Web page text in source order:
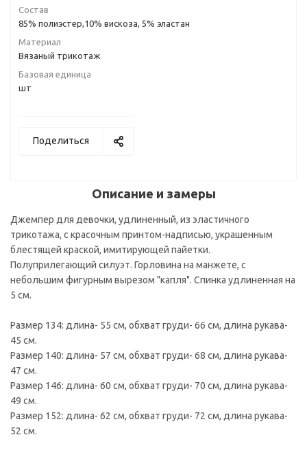
Состав
85% полиэстер,10% вискоза, 5% эластан
Материал
Вязаный трикотаж
Базовая единица
шт
Поделиться
Описание и замеры
Джемпер для девочки, удлиненный, из эластичного
трикотажа, с красочным принтом-надписью, украшенным
блестящей краской, имитирующей пайетки.
Полуприлегающий силуэт. Горловина на манжете, с
небольшим фигурным вырезом "капля". Спинка удлиненная на
5 см.
Размер 134: длина- 55 см, обхват груди- 66 см, длина рукава-
45 см.
Размер 140: длина- 57 см, обхват груди- 68 см, длина рукава-
47 см.
Размер 146: длина- 60 см, обхват груди- 70 см, длина рукава-
49 см.
Размер 152: длина- 62 см, обхват груди- 72 см, длина рукава-
52 см.